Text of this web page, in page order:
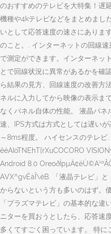
のおすすめのテレビを大特集！遅
機種や4kテレビなどをまとめまし
いとして応答速度の速さにありま
のこと。. インターネットの回線
で測定ができます。インターネッ
とで回線状況に異常があるかを確
ら結果の見方、回線速度の改善方
ネルに入力してから映像の表示ま
なくパネル自体の性能。 液晶パ
速、IPS方式は方式としては遅い
～8ms程度。 ハイセンスのテレビ.
êéAIoTNEhT[rXuCOCORO
Android 8.0
AVX^gvÉàÎ\èB. 「液晶
からないという方も多いのはず。
「プラズマテレビ」の基本的な
ニターを買おうとしたら、応答速
多くてすごく困っています。 特